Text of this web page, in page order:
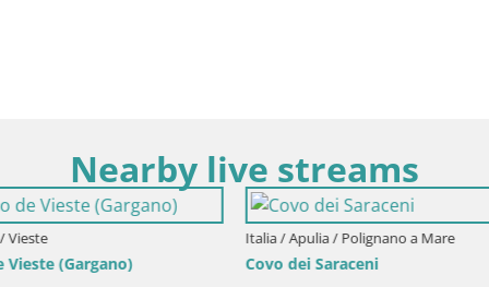
Nearby live streams
/ Polignano a Mare